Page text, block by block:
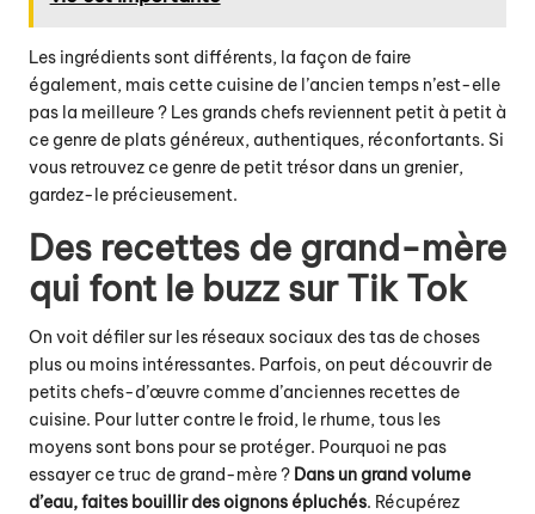
Les ingrédients sont différents, la façon de faire
également, mais cette cuisine de l’ancien temps n’est-elle
pas la meilleure ? Les grands chefs reviennent petit à petit à
ce genre de plats généreux, authentiques, réconfortants. Si
vous retrouvez ce genre de petit trésor dans un grenier,
gardez-le précieusement.
Des recettes de grand-mère
qui font le buzz sur Tik Tok
On voit défiler sur les réseaux sociaux des tas de choses
plus ou moins intéressantes. Parfois, on peut découvrir de
petits chefs-d’œuvre comme d’anciennes recettes de
cuisine. Pour lutter contre le froid, le rhume, tous les
moyens sont bons pour se protéger. Pourquoi ne pas
essayer ce truc de grand-mère ? Dans un grand volume
d’eau, faites bouillir des oignons épluchés. Récupérez